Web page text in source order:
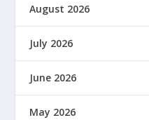
August 2026
July 2026
June 2026
May 2026